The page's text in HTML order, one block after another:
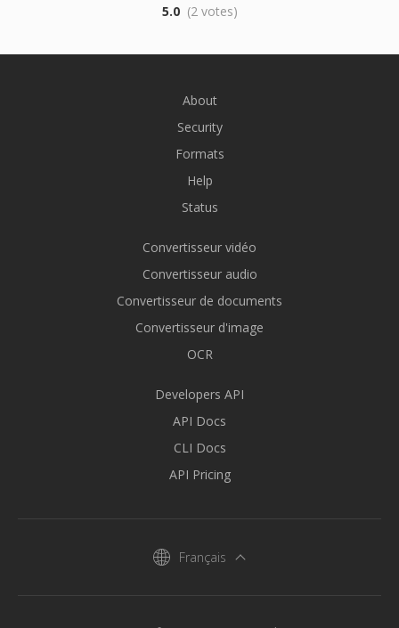
5.0 (2 votes)
About
Security
Formats
Help
Status
Convertisseur vidéo
Convertisseur audio
Convertisseur de documents
Convertisseur d'image
OCR
Developers API
API Docs
CLI Docs
API Pricing
Français